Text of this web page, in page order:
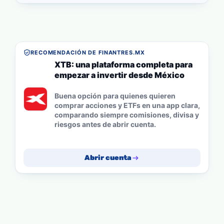
RECOMENDACIÓN DE FINANTRES.MX
XTB: una plataforma completa para
empezar a invertir desde México
Buena opción para quienes quieren
comprar acciones y ETFs en una app clara,
comparando siempre comisiones, divisa y
riesgos antes de abrir cuenta.
Abrir cuenta